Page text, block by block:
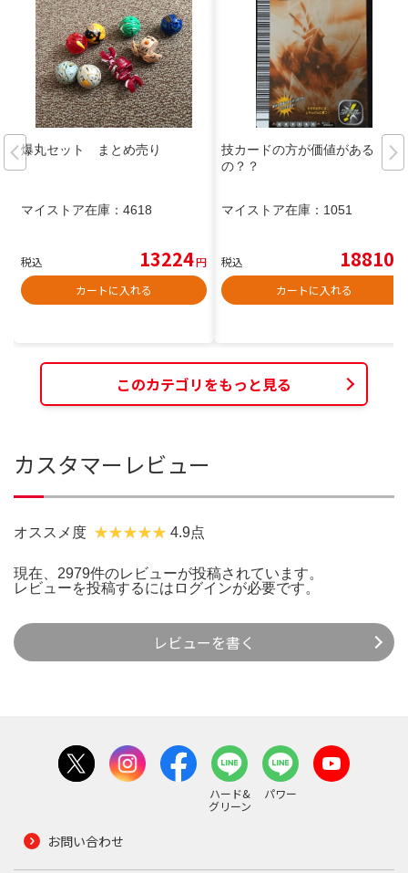
爆丸セット まとめ売り
マイストア在庫： 4618
税込 13224円
カートに入れる
技カードの方が価値がある
の？？
マイストア在庫： 1051
税込 18810
カートに入れる
このカテゴリをもっと見る
カスタマーレビュー
オススメ度 4.9点
現在、2979件のレビューが投稿されています。
レビューを投稿するには ログインが必要です。
レビューを書く
ハード&
グリーン
パワー
お問い合わせ